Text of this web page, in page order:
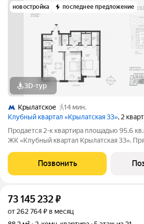
новостройка последнее предложение
3D-тур
Крылатское
14 мин.
Клубный квартал «Крылатская 33», 2
Продается 2-к квартира площадью 95.6
ЖК «Клубный квартал Крылатская 33».
западе Москвы от специализированного
«Сияние». Комплекс расположен
Позвонить
73 145 232₽
от 262 764 ₽ в месяц